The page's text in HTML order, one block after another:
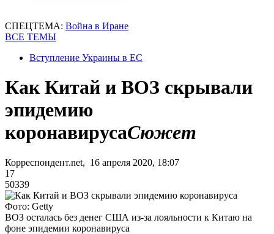
СПЕЦТЕМА: Война в Иране
ВСЕ ТЕМЫ
Вступление Украины в ЕС
Как Китай и ВОЗ скрывали
эпидемию
коронавирусаСюжет
Корреспондент.net, 16 апреля 2020, 18:07
17
50339
Фото: Getty
ВОЗ осталась без денег США из-за лояльности к Китаю на
фоне эпидемии коронавируса